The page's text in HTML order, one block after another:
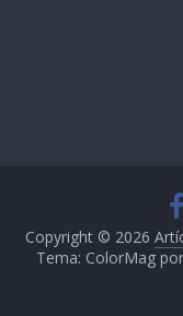
Copyright © 2026
Tema: ColorMag por